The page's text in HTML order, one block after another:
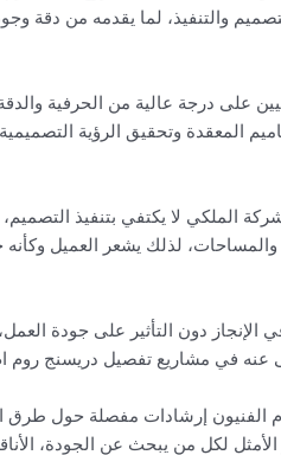
والتنفيذ، لما يقدمه من دقة
على درجة عالية من الحرفية
المعقدة وتحقيق الرؤية
الملكي لا يكتفي بتنفيذ
والمساحات، لذلك يشعر العميل
دون التأثير على جودة
في مشاريع تفصيل دريسنج روم ام
الفنيون إرشادات مفصلة حول
لكل من يبحث عن الجودة،